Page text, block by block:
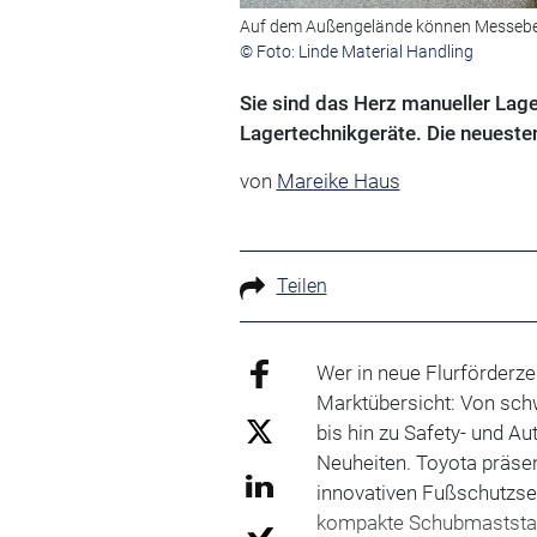
Auf dem Außengelände können
© Foto: Linde Material Handling
Sie sind das Herz manueller
Lagertechnikgeräte. Die
von Mareike Haus
Teilen
Wer in neue
Marktübersicht: Von
bis hin zu Safety- und
Neuheiten. Toyota
innovativen
kompakte